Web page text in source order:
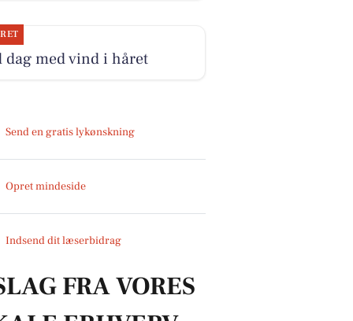
dag med vind i håret
Send en gratis lykønskning
Opret mindeside
Indsend dit læserbidrag
FRA VORES